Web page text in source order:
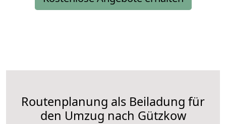
Routenplanung als Beiladung für
den Umzug nach Gützkow